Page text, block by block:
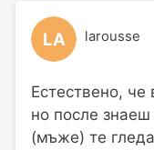
LA larousse
Естествено,
но после
(мъже) те